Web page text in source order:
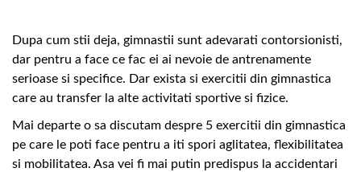
Dupa cum stii deja, gimnastii sunt adevarati contorsionisti,
dar pentru a face ce fac ei ai nevoie de antrenamente
serioase si specifice. Dar exista si exercitii din gimnastica
care au transfer la alte activitati sportive si fizice.
Mai departe o sa discutam despre 5 exercitii din gimnastica
pe care le poti face pentru a iti spori aglitatea, flexibilitatea
si mobilitatea. Asa vei fi mai putin predispus la accidentari